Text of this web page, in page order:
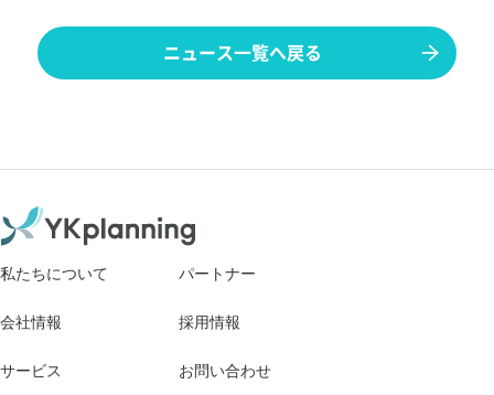
ニュース一覧へ戻る
私たちについて
会社情報
サービス
パートナー
採用情報
お問い合わせ